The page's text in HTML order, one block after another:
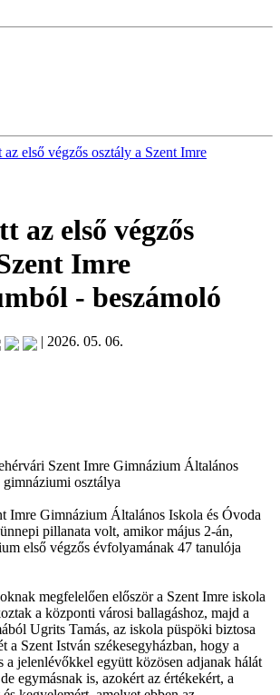
első végzős osztály a Szent Imre
az első végzős
Imre
- beszámoló
| 2026. 05. 06.
Szent Imre Gimnázium Általános
osztálya
Imre Gimnázium Általános Iskola és Óvoda
pillanata volt, amikor május 2-án,
első végzős évfolyamának 47 tanulója
megfelelően először a Szent Imre iskola
a központi városi ballagáshoz, majd a
Ugrits Tamás, az iskola püspöki biztosa
a Szent István székesegyházban, hogy a
a jelenlévőkkel együtt közösen adjanak hálát
egymásnak is, azokért az értékekért, a